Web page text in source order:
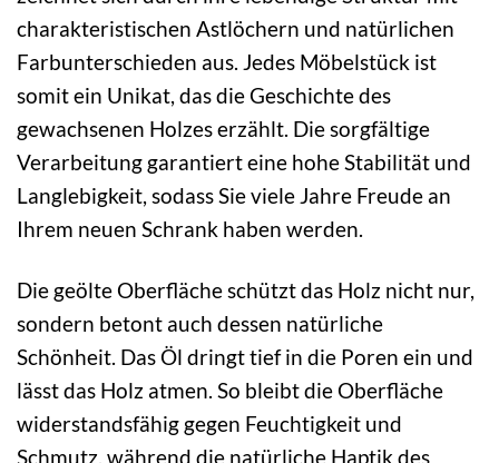
charakteristischen Astlöchern und natürlichen
Farbunterschieden aus. Jedes Möbelstück ist
somit ein Unikat, das die Geschichte des
gewachsenen Holzes erzählt. Die sorgfältige
Verarbeitung garantiert eine hohe Stabilität und
Langlebigkeit, sodass Sie viele Jahre Freude an
Ihrem neuen Schrank haben werden.
Die geölte Oberfläche schützt das Holz nicht nur,
sondern betont auch dessen natürliche
Schönheit. Das Öl dringt tief in die Poren ein und
lässt das Holz atmen. So bleibt die Oberfläche
widerstandsfähig gegen Feuchtigkeit und
Schmutz, während die natürliche Haptik des